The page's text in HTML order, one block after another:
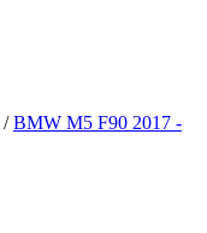
/BMW M5 F90 2017 -